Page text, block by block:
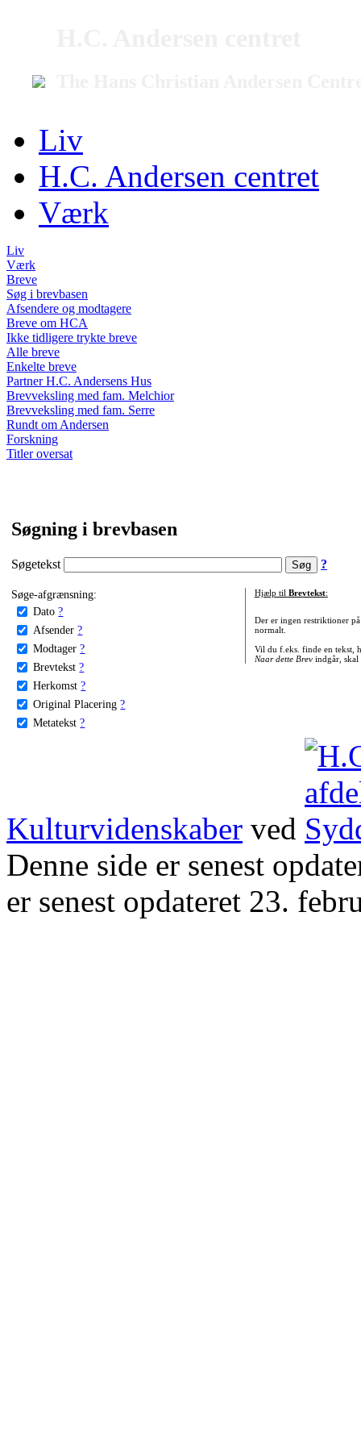
Liv
H.C. Andersen centret
Værk
Liv
Værk
Breve
Søg i brevbasen
Afsendere og modtagere
Breve om HCA
Ikke tidligere trykte breve
Alle breve
Enkelte breve
Partner H.C. Andersens Hus
Brevveksling med fam. Melchior
Brevveksling med fam. Serre
Rundt om Andersen
Forskning
Titler oversat
Søgning i brevbasen
Søgetekst ?
Søge-afgrænsning:
Dato ?
Afsender ?
Modtager ?
Brevtekst ?
Herkomst ?
Original Placering ?
Metatekst ?
Hjælp til Brevtekst:
Der er ingen restriktioner
normalt.
Vil du f.eks. finde en tekst,
Naar dette Brevindgår, skal
Kulturvidenskaber ved
Denne side er senest
er senest opdateret 23.